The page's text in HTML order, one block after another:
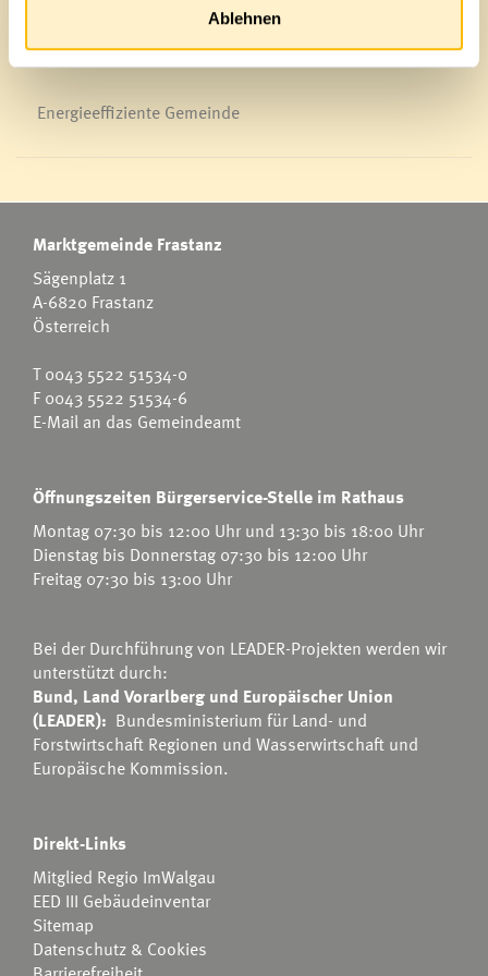
Ablehnen
Energieeffiziente Gemeinde
Marktgemeinde Frastanz
Sägenplatz 1
A-6820 Frastanz
Österreich
T0043 5522 51534-0
F 0043 5522 51534-6
E-Mail an das Gemeindeamt
Öffnungszeiten Bürgerservice-Stelle im Rathaus
Montag 07:30 bis 12:00 Uhr und 13:30 bis 18:00 Uhr
Dienstag bis Donnerstag 07:30 bis 12:00 Uhr
Freitag 07:30 bis 13:00 Uhr
Bei der Durchführung von LEADER-Projekten werden wir
unterstützt durch:
Bund, Land Vorarlberg und Europäischer Union
(LEADER): Bundesministerium für Land- und
Forstwirtschaft Regionen und Wasserwirtschaft und
Europäische Kommission.
Direkt-Links
Mitglied Regio ImWalgau
EED III Gebäudeinventar
Sitemap
Datenschutz & Cookies